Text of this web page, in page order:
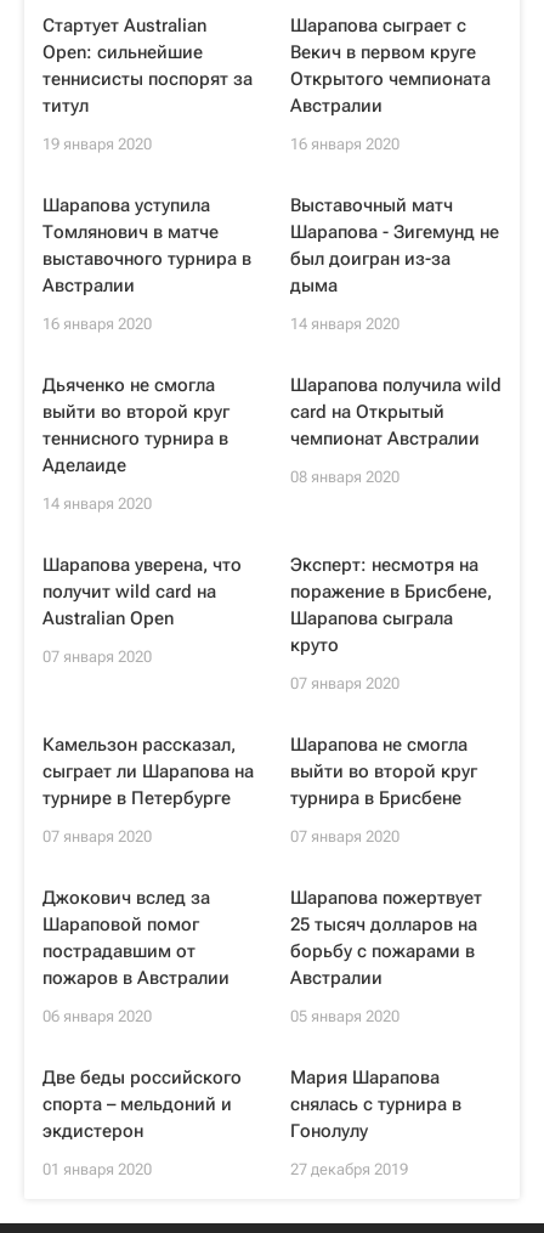
Стартует Australian
Open: сильнейшие
теннисисты поспорят за
титул
19 января 2020
Шарапова сыграет с
Векич в первом круге
Открытого чемпионата
Австралии
16 января 2020
Шарапова уступила
Томлянович в матче
выставочного турнира в
Австралии
16 января 2020
Выставочный матч
Шарапова - Зигемунд не
был доигран из-за
дыма
14 января 2020
Дьяченко не смогла
выйти во второй круг
теннисного турнира в
Аделаиде
14 января 2020
Шарапова получила wild
card на Открытый
чемпионат Австралии
08 января 2020
Шарапова уверена, что
получит wild card на
Australian Open
07 января 2020
Эксперт: несмотря на
поражение в Брисбене,
Шарапова сыграла
круто
07 января 2020
Камельзон рассказал,
сыграет ли Шарапова на
турнире в Петербурге
07 января 2020
Шарапова не смогла
выйти во второй круг
турнира в Брисбене
07 января 2020
Джокович вслед за
Шараповой помог
пострадавшим от
пожаров в Австралии
06 января 2020
Шарапова пожертвует
25 тысяч долларов на
борьбу с пожарами в
Австралии
05 января 2020
Две беды российского
спорта – мельдоний и
экдистерон
01 января 2020
Мария Шарапова
снялась с турнира в
Гонолулу
27 декабря 2019